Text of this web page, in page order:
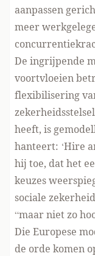
aanpassen
meer
De ingrijpende
voortvloeien
flexibilisering
heeft, is
hanteert: ‘Hire
hij toe, dat het
keuzes
sociale
“maar niet zo
Die Europese
de orde komen